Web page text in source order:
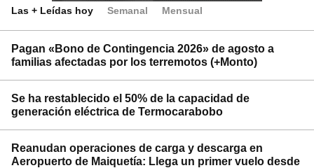
Las + Leídas hoy Semanal Mensual
Pagan «Bono de Contingencia 2026» de agosto a
familias afectadas por los terremotos (+Monto)
Se ha restablecido el 50% de la capacidad de
generación eléctrica de Termocarabobo
Reanudan operaciones de carga y descarga en
Aeropuerto de Maiquetía: Llega un primer vuelo desde